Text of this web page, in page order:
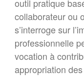
outil pratique
collaborateur ou
s’interroge sur
professionnelle
vocation à
appropriation